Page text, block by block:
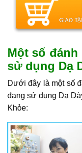
Một số đánh
sử dụng Dạ
Dưới đây là một số
đang sử dụng Dạ
Khỏe: